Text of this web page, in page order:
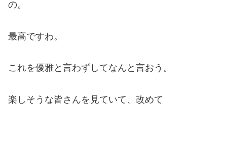
の。
最高ですわ。
これを優雅と言わずしてなんと言おう。
楽しそうな皆さんを見ていて、改めて